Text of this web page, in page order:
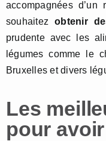
accompagnées
souhaitezobtenir
prudente avec les
légumes comme le
Bruxelles et divers
Les
pour